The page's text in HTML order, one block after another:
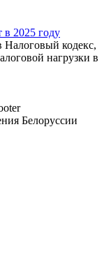
в 2025 году
Налоговый кодекс,
нагрузки в
Белоруссии